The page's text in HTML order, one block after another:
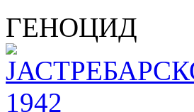
ГЕНОЦИД